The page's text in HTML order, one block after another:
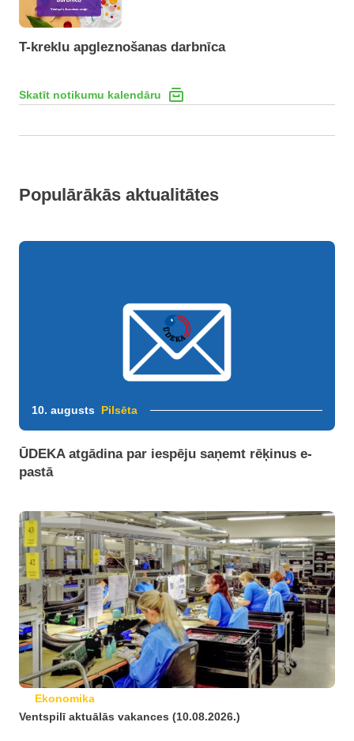
T-kreklu apgleznošanas darbnīca
Skatīt notikumu kalendāru
Populārākās aktualitātes
10. augusts Pilsēta
ŪDEKA atgādina par iespēju saņemt rēķinus e-
pastā
Ekonomika
Ventspilī aktuālās vakances (10.08.2026.)